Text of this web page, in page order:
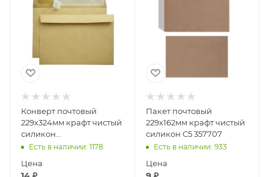
Конверт почтовый
229х324мм крафт чистый
силикон
122135/1836632/1786
Есть в наличии: 1178
Цена
Пакет почтовый
229х162мм крафт чистый
силикон С5 357707
Есть в наличии: 933
Цена